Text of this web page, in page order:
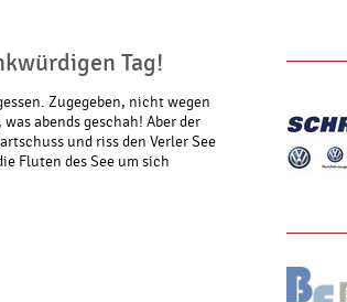
Tag!
Zugegeben, nicht wegen
abends geschah! Aber der
und riss den Verler See
Fluten des See um sich